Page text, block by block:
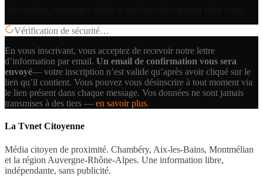
Vérification de sécurité…
En vous inscrivant, vous acceptez de recevoir notre lettre
d’information par email. Un email de confirmation vous sera
envoyé— votre inscription n’est valide qu’après avoir cliqué sur le
lien qu’il contient. Vous pouvez vous désinscrire à tout moment via
le lien présent dans chaque message. Vos données ne sont jamais
transmises à des tiers — en savoir plus.
La Tvnet Citoyenne
Média citoyen de proximité. Chambéry, Aix-les-Bains, Montmélian
et la région Auvergne-Rhône-Alpes. Une information libre,
indépendante, sans publicité.